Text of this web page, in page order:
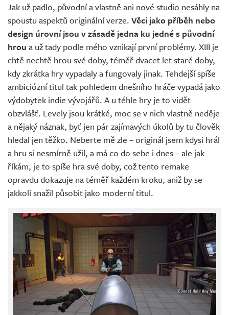
Jak už padlo, původní a vlastně ani nové studio nesáhly na
spoustu aspektů originální verze. Věci jako příběh nebo
design úrovní jsou v zásadě jedna ku jedné s původní
hrou a už tady podle mého vznikají první problémy. XIII je
chtě nechtě hrou své doby, téměř dvacet let staré doby,
kdy zkrátka hry vypadaly a fungovaly jinak. Tehdejší spíše
ambiciózní titul tak pohledem dnešního hráče vypadá jako
výdobytek indie vývojářů. A u téhle hry je to vidět
obzvlášť. Levely jsou krátké, moc se v nich vlastně neděje
a nějaký náznak, byť jen pár zajímavých úkolů by tu člověk
hledal jen těžko. Neberte mě zle – originál jsem kdysi hrál
a hru si nesmírně užil, a má co do sebe i dnes – ale jak
říkám, je to spíše hra své doby, což tento remake
opravdu dokazuje na téměř každém kroku, aniž by se
jakkoli snažil působit jako moderní titul.